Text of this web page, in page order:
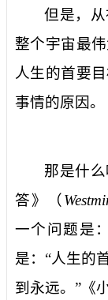
但是，
整个宇宙最
人生的首要
事情的原因。
那是什
答》（
一个问题是
是：“人生的
到永远。”《